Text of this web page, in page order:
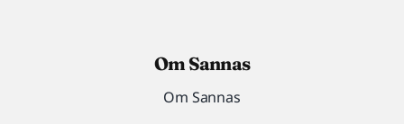
Om Sannas
Om Sannas